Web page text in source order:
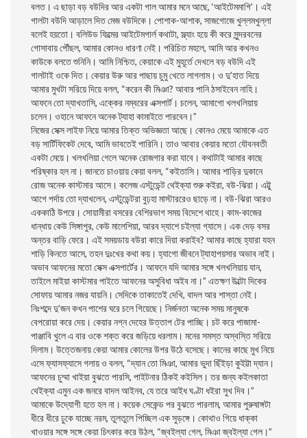
বলত। এ ছাড়া বড় বউদির আর একটা গাল আমার মনে আছে, ‘আইটেমমাগি’। এই
গালটা বউদি আড়ালে দিত মেজ বউদিকে। পোশাক-আশাক, সাজগোজে খুল্লমখুল্লা
বলেই হয়তো। বলিউড ফিল্মের আইটেমগার্ল কথাটা, স্ল্যাং হয়ে কী করে সুন্দরবনের
গোসাবায় পৌঁছল, আমার কোনও ধারণা নেই। পরিচিত মহলে, আমি আর কখনও
কাউকে বলতে শুনিনি। আমি নিশ্চিত, কেয়াকে এই মুহূর্তে দেখলে বড় বউদি এই
গালটাই ওকে দিত। কেয়ার উরু আর পাছায় চুমু খেতে লাগলাম। ও দু’হাত দিয়ে
আমার মুখটা সরিয়ে দিয়ে বলল, “করেন কী মিঞা? আবার পানি ঠসাইবেন নাহি।
আফনে তো দ্যাখতাসি, এক্কের নম্বরের এক্সপার্ট। চলেন, আমাগো খলখলিয়ায়
চলেন। ওহানে আফনে অনেক ট্যাহা কামাইতে পারবেন।”
নিজের সেক্স লাইফ নিয়ে আমার তিক্ত অভিজ্ঞতা আছে। কোনও মেয়ে আমাকে এত
বড় সার্টিফিকেট দেবে, আমি ভাবতেই পারিনি। তাও আবার কেয়ার মতো যৌবনবতী
একটা মেয়ে। খলখলিয়া গেলে অনেক রোজগার করা যাবে। কথাটাই আমার কাছে
পরিষ্কার হল না। জানতে চাওয়ায় কেয়া বলল, “কইতাসি। আমার শাড়ির দুকানে
রোজ অনেক কাস্টমার আসে। কলেজ এস্টুডেন্ট থেইক্যা শুরু কইরা, বউ-ঝিরা। এট্টু
আগে পর্দায় তো দ্যাখলেন, এস্টুডেন্টরা বুঢ়হা মাস্টাররেও ছাড়ে না। বউ-ঝিরা আরও
এককাঠি উপরে। সোয়ামীরা বসরের বেশিরভাগ সময় বিদেশে থাহে। কাম-কাজের
ধান্ধায় কেউ সিঙ্গাপুর, কেউ মালেশিয়া, আরব দ্যাশে চইল্যা গ্যাসে। এক দেড় বসর
অন্তর বাড়ি ফেরে। এই সময়ডায় বউরা কারে দিয়া করাইব? আমার কাছে হ্যারা যহন
শাড়ি কিনতে আসে, তহন দুঃখের কথা কয়। হ্যাগো জীবনে ট্যাহাপয়সার অভাব নাই।
অভাব আফনের মতো সেক্স এক্সপার্টের। আফনে যদি আমার সঙ্গে খলখলিয়ায় যান,
তাইলে মাইয়া কাস্টমার পাইতে আফনের অসুবিধা অইব না।” এতক্ষণ উল্টো দিকের
সোফায় আমার নজর যায়নি। সেদিকে তাকাতেই দেখি, বাদল আর শাস্তা নেই।
নিঃশব্দে দু’জন কখন পাশের ঘরে চলে গিয়েছে। নির্জনতা অনেক সময় মানুষকে
বেপরোয়া করে দেয়। কেয়ার নগ্ন দেহের উত্তাপ টের পাচ্ছি। চট করে পাজামা-
পাঞ্জাবি খুলে এ বার ওকে শক্ত করে জড়িয়ে ধরলাম। মনের সমস্ত অস্বস্তি সরিয়ে
দিলাম। উত্তেজনায় কেয়া আমার কোলের উপর উঠে বসেছে। কানের কাছে মুখ নিয়ে
এসে ফ্যাসফ্যাসে গলায় ও বলল, “দ্যান তো মিঞা, আমার ভুদা ছিঁইড়া কুইট্টা দ্যান।
আফনের চুম্মা খাইয়া বুঝতে পারসি, পাইটনার ঠিকই কইসিল। তর জন্য কইলকাতা
থেইক্যা এমুন এক জনরে বাদল আইনব, যে তরে আইধ ঘণ্টা ধইরা সুখ দিব।”
আমাকে উদ্যোগী হতে হল না। কয়েক সেকেন্ড পর বুঝতে পারলাম, আমার পুরুষাঙ্গটা
ধীরে ধীরে ঢুকে যাচ্ছে নরম, তুলতুলে পিচ্ছিল এক সুড়ঙ্গে। কোথাও গিয়ে ধাক্কা
খাওয়ার সঙ্গে সঙ্গে কেয়া চিৎকার করে উঠল, “জ্বইল্যা গেল, মিঞা জ্বইল্যা গেল।”